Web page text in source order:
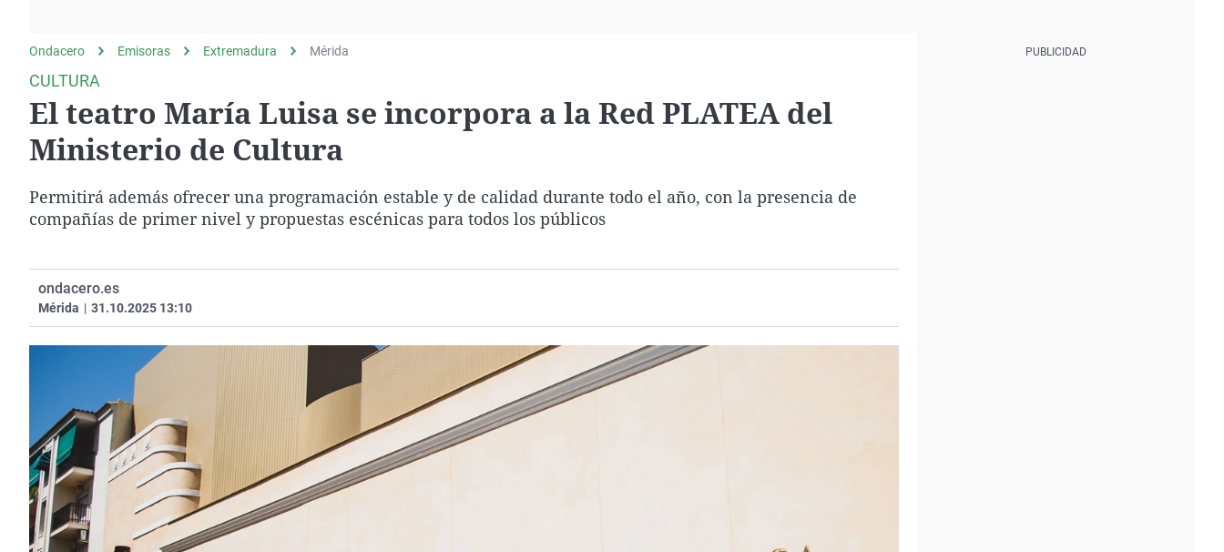
Operación Viuda
Negra
Ondacero Emisoras Extremadura Mérida
CULTURA
El teatro María Luisa se incorpora a la Red PLATEA del
Ministerio de Cultura
Permitirá además ofrecer una programación estable y de calidad durante todo el año, con la presencia de
compañías de primer nivel y propuestas escénicas para todos los públicos
ondacero.es
Mérida | 31.10.2025 13:10